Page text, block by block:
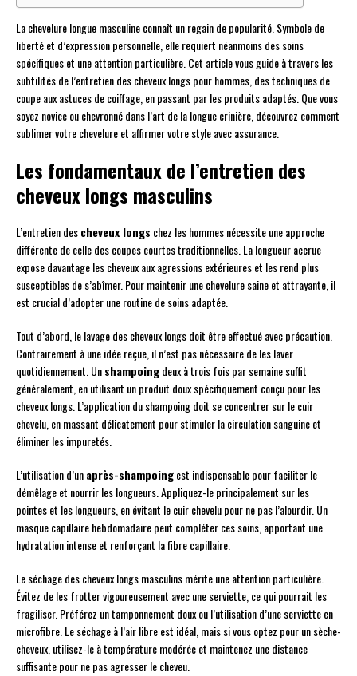
La chevelure longue masculine connaît un regain de popularité. Symbole de
liberté et d’expression personnelle, elle requiert néanmoins des soins
spécifiques et une attention particulière. Cet article vous guide à travers les
subtilités de l’entretien des cheveux longs pour hommes, des techniques de
coupe aux astuces de coiffage, en passant par les produits adaptés. Que vous
soyez novice ou chevronné dans l’art de la longue crinière, découvrez comment
sublimer votre chevelure et affirmer votre style avec assurance.
Les fondamentaux de l’entretien des
cheveux longs masculins
L’entretien descheveux longs chez les hommes nécessite une approche
différente de celle des coupes courtes traditionnelles. La longueur accrue
expose davantage les cheveux aux agressions extérieures et les rend plus
susceptibles de s’abîmer. Pour maintenir une chevelure saine et attrayante, il
est crucial d’adopter une routine de soins adaptée.
Tout d’abord, le lavage des cheveux longs doit être effectué avec précaution.
Contrairement à une idée reçue, il n’est pas nécessaire de les laver
quotidiennement. Unshampoingdeux à trois fois par semaine suffit
généralement, en utilisant un produit doux spécifiquement conçu pour les
cheveux longs. L’application du shampoing doit se concentrer sur le cuir
chevelu, en massant délicatement pour stimuler la circulation sanguine et
éliminer les impuretés.
L’utilisation d’unaprès-shampoingest indispensable pour faciliter le
démêlage et nourrir les longueurs. Appliquez-le principalement sur les
pointes et les longueurs, en évitant le cuir chevelu pour ne pas l’alourdir. Un
masque capillaire hebdomadaire peut compléter ces soins, apportant une
hydratation intense et renforçant la fibre capillaire.
Le séchage des cheveux longs masculins mérite une attention particulière.
Évitez de les frotter vigoureusement avec une serviette, ce qui pourrait les
fragiliser. Préférez un tamponnement doux ou l’utilisation d’une serviette en
microfibre. Le séchage à l’air libre est idéal, mais si vous optez pour un sèche-
cheveux, utilisez-le à température modérée et maintenez une distance
suffisante pour ne pas agresser le cheveu.